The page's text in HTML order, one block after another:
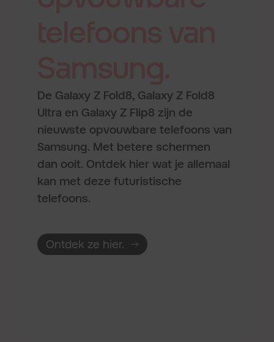
De Galaxy Z Fold8, Galaxy Z Fold8
Ultra en Galaxy Z Flip8 zijn de
nieuwste opvouwbare telefoons van
Samsung. Met betere schermen
dan ooit. Ontdek hier wat je allemaal
kan met deze futuristische
telefoons.
Ontdek ze hier.